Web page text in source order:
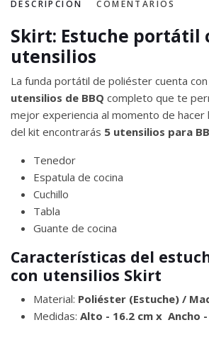
DESCRIPCIÓN COMENTARIOS
Skirt: Estuche portátil
utensilios
La funda portátil de poliéster cuenta con
utensilios de BBQ completo que te
mejor experiencia al momento de hacer
del kit encontrarás 5 utensilios para
Tenedor
Espatula de cocina
Cuchillo
Tabla
Guante de cocina
Características del
con utensilios Skirt
Material: Poliéster (Estuche) /
Medidas: Alto - 16.2 cm x Ancho